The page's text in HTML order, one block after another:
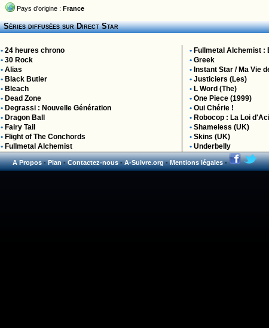
Pays d'origine : France
Séries diffusées surDirect Star
• 24 heures chrono
• 30 Rock
• Alias
• Black Butler
• Bleach
• Dead Zone
• Degrassi : Nouvelle Génération
• Dragon Ball
• Fairy Tail
• Flight of The Conchords
• Fullmetal Alchemist
• Fullmetal Alchemist :
• Greek
• Instant Star / Ma Vie
• Justiciers (Les)
• L Word (The)
• One Piece (1999)
• Oui Chérie !
• Robocop : La Loi
• Shameless (UK)
• Skins (UK)
• Underbelly
A Propos-Plan-Contactez-nous-A-Suivre.org-Mentions légales-